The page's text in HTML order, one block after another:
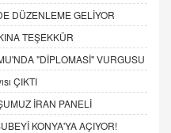
DÜZENLEME GELİYOR
TEŞEKKÜR
"DİPLOMASİ" VURGUSU
ÇIKTI
İRAN PANELİ
KONYA'YA AÇIYOR!